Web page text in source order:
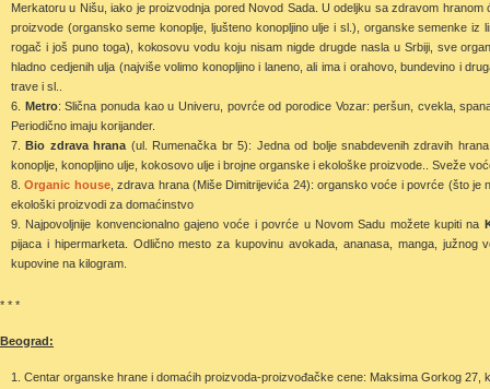
Merkatoru u Nišu, iako je proizvodnja pored Novod Sada. U odeljku sa zdravom
proizvode (organsko seme konoplje, ljušteno konopljino ulje i sl.), organske semenke iz
rogač i još puno toga), kokosovu vodu koju nisam nigde drugde nasla u Srbiji, sve
hladno cedjenih ulja (najviše volimo konopljino i laneno, ali ima i orahovo, bundevino i
trave i sl..
Metro: Slična ponuda kao u Univeru, povrće od porodice Vozar: peršun, cvekla,
Periodično imaju korijander.
Bio zdrava hrana (ul. Rumenačka br 5): Jedna od bolje snabdevenih zdravih
konoplje, konopljino ulje, kokosovo ulje i brojne organske i ekološke proizvode.. Sveže
Organic house, zdrava hrana (Miše Dimitrijevića 24): organsko voće i povrće (što je
ekološki proizvodi za domaćinstvo
Najpovoljnije konvencionalno gajeno voće i povrće u Novom Sadu možete kupiti na
pijaca i hipermarketa. Odlično mesto za kupovinu avokada, ananasa, manga, južnog
kupovine na kilogram.
* * *
Beograd:
Centar organske hrane i domaćih proizvoda-proizvođačke cene: Maksima Gorkog 27,